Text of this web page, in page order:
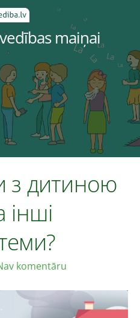
maiņai
з дитиною
інші
komentāru